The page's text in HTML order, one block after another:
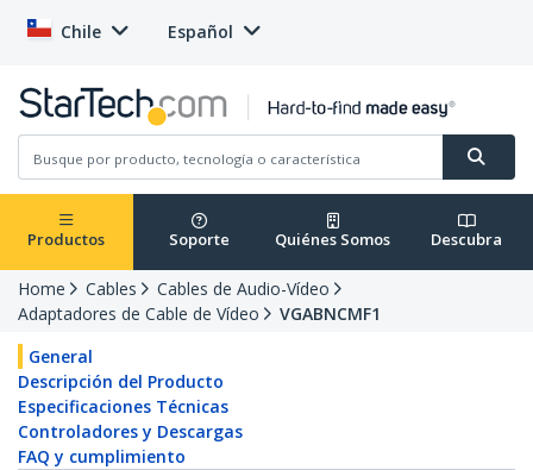
Chile Español
Productos Soporte Quiénes Somos Descubra
Home Cables
Cables de Audio-Vídeo
Adaptadores de Cable de Vídeo
VGABNCMF1
General
Descripción del Producto
Especificaciones Técnicas
Controladores y Descargas
FAQ y cumplimiento